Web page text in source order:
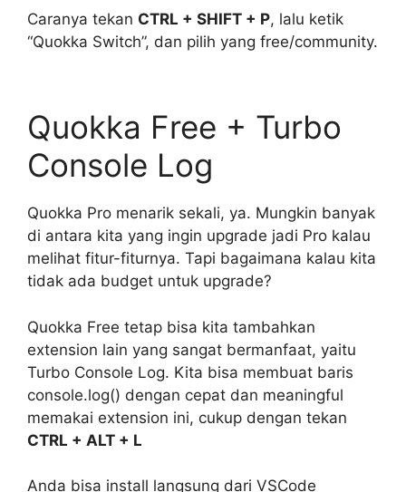
Caranya tekan CTRL + SHIFT + P, lalu ketik
“Quokka Switch”, dan pilih yang free/community.
Quokka Free + Turbo
Console Log
Quokka Pro menarik sekali, ya. Mungkin banyak
di antara kita yang ingin upgrade jadi Pro kalau
melihat fitur-fiturnya. Tapi bagaimana kalau kita
tidak ada budget untuk upgrade?
Quokka Free tetap bisa kita tambahkan
extension lain yang sangat bermanfaat, yaitu
Turbo Console Log. Kita bisa membuat baris
console.log() dengan cepat dan meaningful
memakai extension ini, cukup dengan tekan
CTRL + ALT + L
Anda bisa install langsung dari VSCode